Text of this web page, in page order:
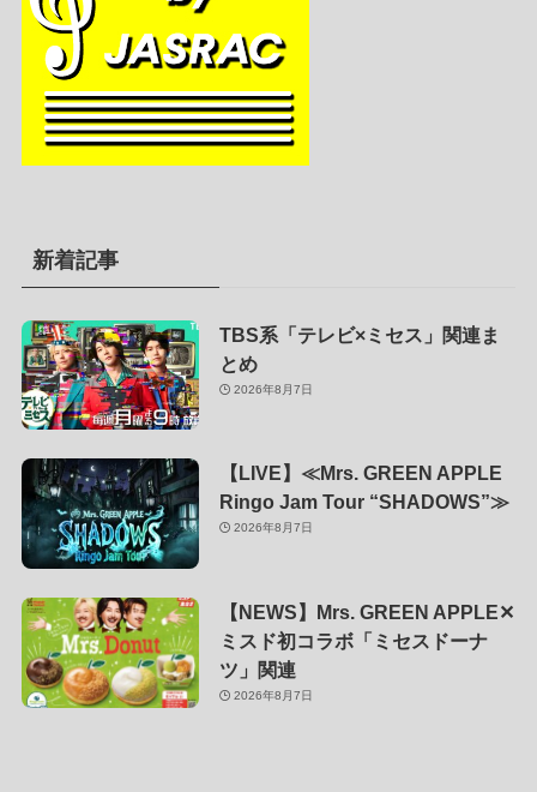
新着記事
TBS系「テレビ×ミセス」関連ま
とめ
2026年8月7日
【LIVE】≪Mrs. GREEN APPLE
Ringo Jam Tour “SHADOWS”≫
2026年8月7日
【NEWS】Mrs. GREEN APPLE✕
ミスド初コラボ「ミセスドーナ
ツ」関連
2026年8月7日